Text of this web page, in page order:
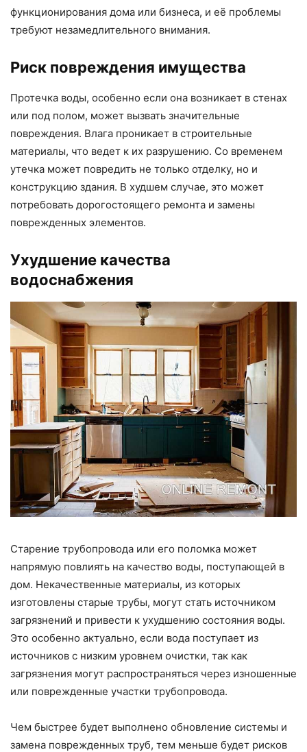
функционирования дома или бизнеса, и её проблемы
требуют незамедлительного внимания.
Риск повреждения имущества
Протечка воды, особенно если она возникает в стенах
или под полом, может вызвать значительные
повреждения. Влага проникает в строительные
материалы, что ведет к их разрушению. Со временем
утечка может повредить не только отделку, но и
конструкцию здания. В худшем случае, это может
потребовать дорогостоящего ремонта и замены
поврежденных элементов.
Ухудшение качества
водоснабжения
Старение трубопровода или его поломка может
напрямую повлиять на качество воды, поступающей в
дом. Некачественные материалы, из которых
изготовлены старые трубы, могут стать источником
загрязнений и привести к ухудшению состояния воды.
Это особенно актуально, если вода поступает из
источников с низким уровнем очистки, так как
загрязнения могут распространяться через изношенные
или поврежденные участки трубопровода.
Чем быстрее будет выполнено обновление системы и
замена поврежденных труб, тем меньше будет рисков